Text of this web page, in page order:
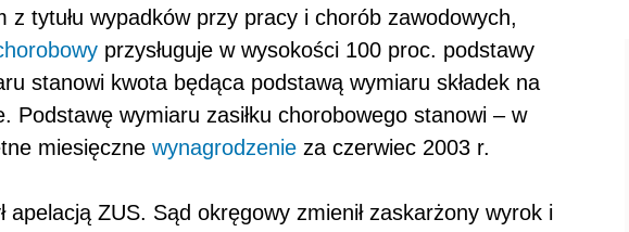
z tytułu wypadków przy pracy i chorób zawodowych,
przysługuje w wysokości 100 proc. podstawy
stanowi kwota będąca podstawą wymiaru składek na
Podstawę wymiaru zasiłku chorobowego stanowi – w
miesięczne wynagrodzenie za czerwiec 2003 r.
apelacją ZUS. Sąd okręgowy zmienił zaskarżony wyrok i